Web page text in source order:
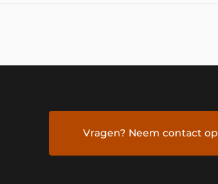
Vragen? Neem contact op